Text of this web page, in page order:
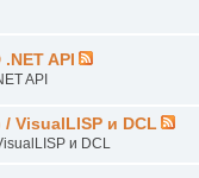
API
API
VisualLISP и DCL
и DCL